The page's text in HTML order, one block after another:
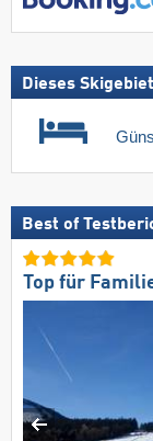
Dieses
Best of
Top für